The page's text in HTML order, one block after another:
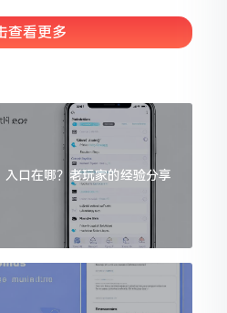
聊里,结果账号被盗,资产也没了,要晓
查看更多
口在哪？老玩家的经验分享